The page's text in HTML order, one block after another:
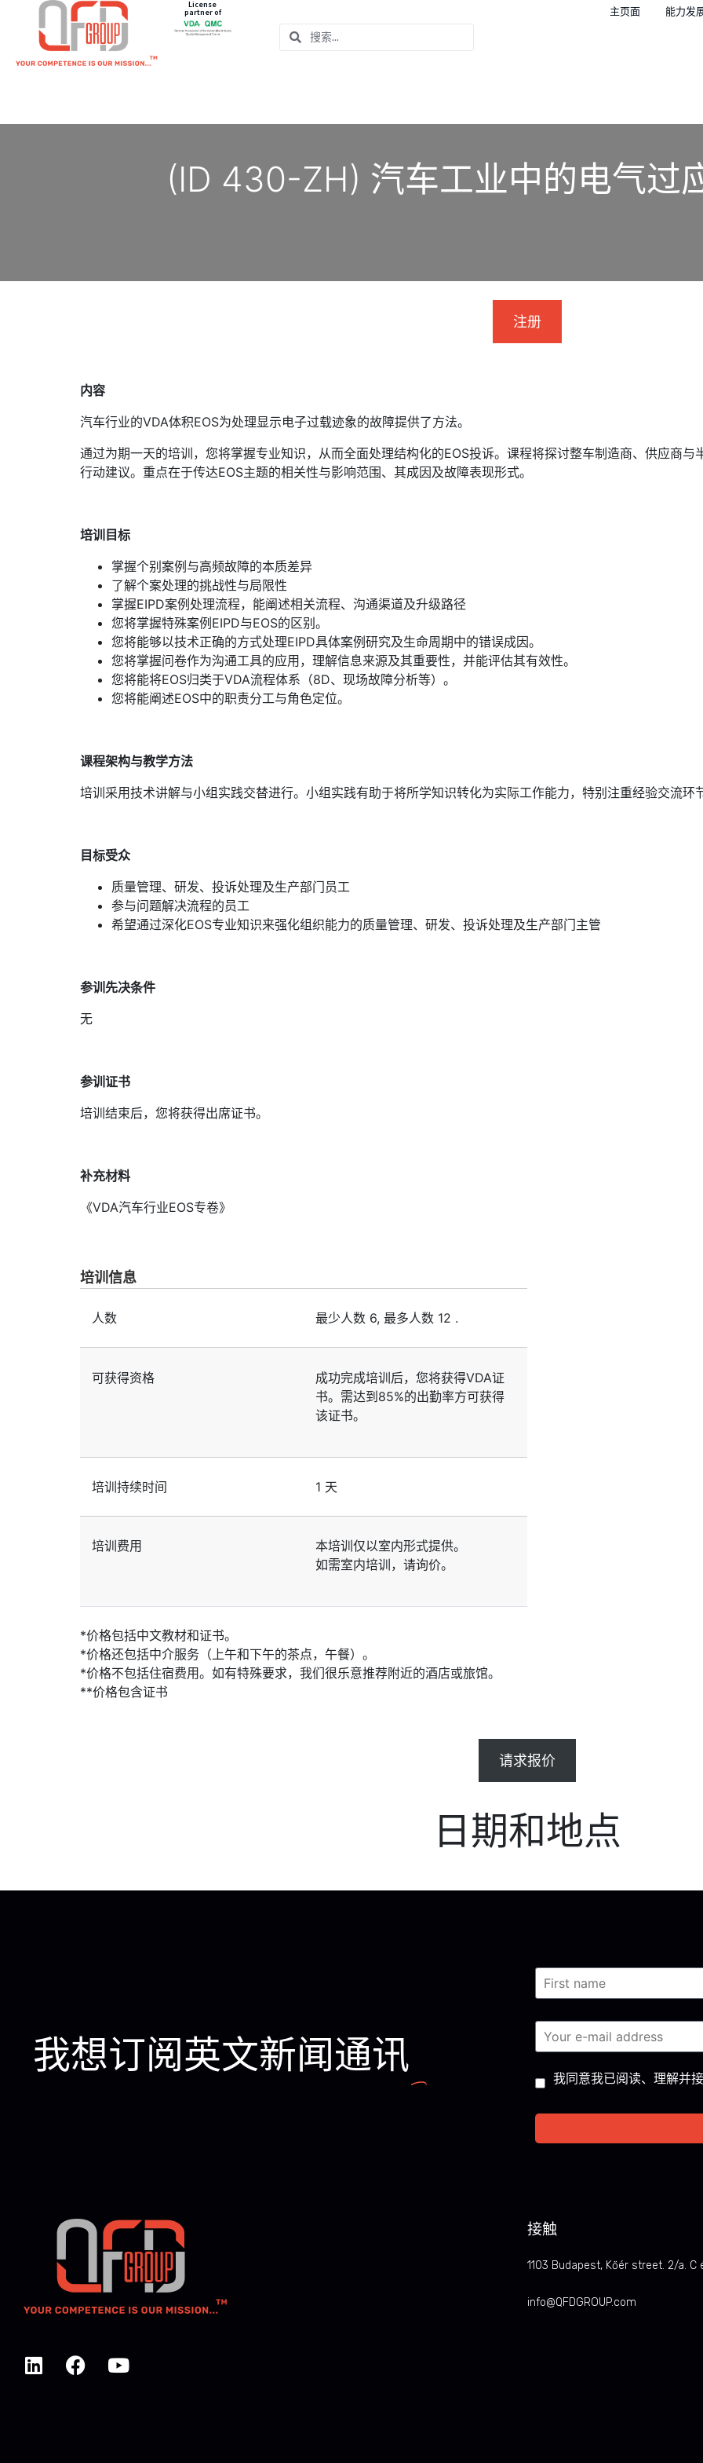
License
partner of 主页面 能力发
(ID 430-ZH) 汽车工业中的电气过
注册
内容
汽车行业的VDA体积EOS为处理显示电子过载迹象的故障提供了方法。
通过为期一天的培训，您将掌握专业知识，从而全面处理结构化的EOS投诉。课程将探讨整车制造商、供应商
行动建议。重点在于传达EOS主题的相关性与影响范围、其成因及故障表现形式。
培训目标
掌握个别案例与高频故障的本质差异
了解个案处理的挑战性与局限性
掌握EIPD案例处理流程，能阐述相关流程、沟通渠道及升级路径
您将掌握特殊案例EIPD与EOS的区别。
您将能够以技术正确的方式处理EIPD具体案例研究及生命周期中的错误成因。
您将掌握问卷作为沟通工具的应用，理解信息来源及其重要性，并能评估其有效性。
您将能将EOS归类于VDA流程体系（8D、现场故障分析等）。
您将能阐述EOS中的职责分工与角色定位。
课程架构与教学方法
培训采用技术讲解与小组实践交替进行。小组实践有助于将所学知识转化为实际工作能力，特别注重经验交流环
目标受众
质量管理、研发、投诉处理及生产部门员工
参与问题解决流程的员工
希望通过深化EOS专业知识来强化组织能力的质量管理、研发、投诉处理及生产部门主管
参训先决条件
无
参训证书
培训结束后，您将获得出席证书。
补充材料
《VDA汽车行业EOS专卷》
培训信息
人数 最少人数 6, 最多人数 12 .
可获得资格
成功完成培训后，您将获得VDA证
书。需达到85%的出勤率方可获得
该证书。
培训持续时间 1 天
培训费用
本培训仅以室内形式提供。
如需室内培训，请询价。
*价格包括中文教材和证书。
*价格还包括中介服务（上午和下午的茶点，午餐）。
*价格不包括住宿费用。如有特殊要求，我们很乐意推荐附近的酒店或旅馆。
**价格包含证书
请求报价
日期和地点
我想订阅英文新闻通讯 Consent *
我同意我已阅读、理解并
接触
1103 Budapest, Kőér street. 2/a. C
info@QFDGROUP.com